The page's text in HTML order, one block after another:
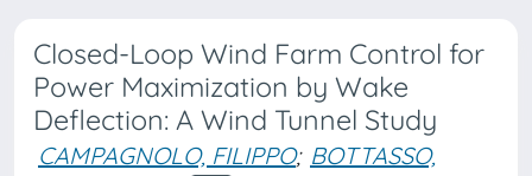
Closed-Loop Wind Farm Control for
Power Maximization by Wake
Deflection: A Wind Tunnel Study
CAMPAGNOLO, FILIPPO; BOTTASSO,